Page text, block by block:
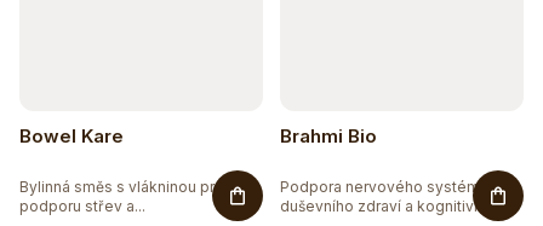
u
t
r
d
Bowel Kare
Bylinná směs s vlákninou pro
podporu střev a...
Brahmi Bio
Podpora nervového systému,
duševního zdraví a kognitivních...